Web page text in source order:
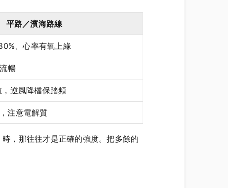
平路／濱海路線
、心率有氧上緣
暢
逆風降檔保踏頻
注意電解質
，那往往才是正確的強度。把多餘的